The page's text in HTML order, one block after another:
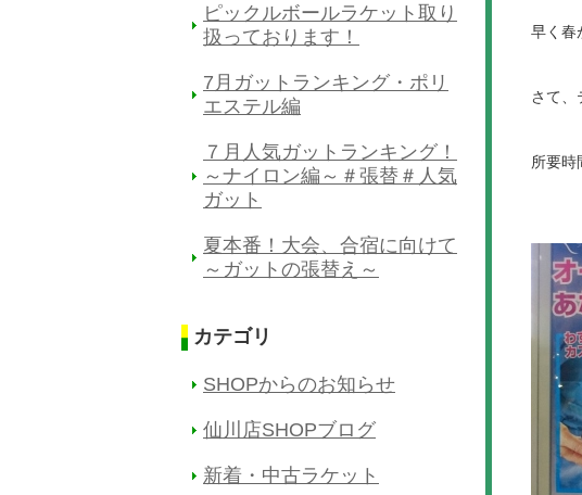
ピックルボールラケット取り
扱っております！
7月ガットランキング・ポリ
エステル編
７月人気ガットランキング！
～ナイロン編～＃張替＃人気
ガット
夏本番！大会、合宿に向けて
～ガットの張替え～
カテゴリ
SHOPからのお知らせ
仙川店SHOPブログ
新着・中古ラケット
早く春
さて、
所要時